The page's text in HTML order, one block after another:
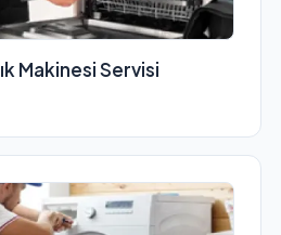
Makinesi Servisi